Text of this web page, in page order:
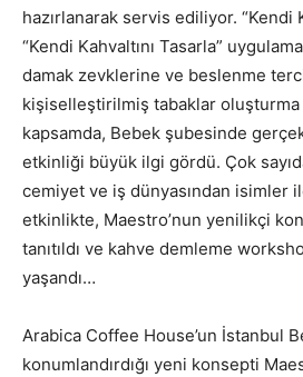
hazırlanarak servis ediliyor. “Kendi
“Kendi Kahvaltını Tasarla”
damak zevklerine ve beslenme
kişiselleştirilmiş tabaklar oluşturma
kapsamda, Bebek şubesinde
etkinliği büyük ilgi gördü. Çok
cemiyet ve iş dünyasından isimler
etkinlikte, Maestro’nun yenilikçi
tanıtıldı ve kahve demleme
yaşandı…
Arabica Coffee House’un İstanbul
konumlandırdığı yeni konsepti